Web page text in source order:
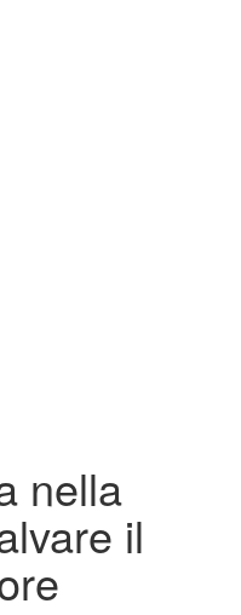
nella
il